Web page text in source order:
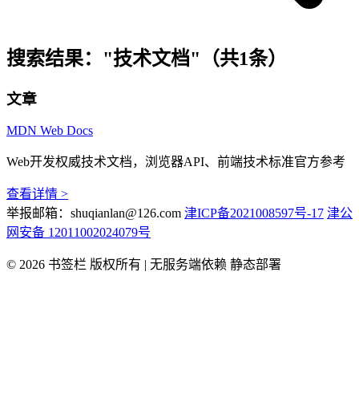
搜索结果： "技术文档"（共1条）
文章
MDN Web Docs
Web开发权威技术文档，浏览器API、前端技术标准官方参考
查看详情 >
举报邮箱：shuqianlan@126.com 津ICP备2021008597号-17 津公
网安备 12011002024079号
© 2026 书签栏 版权所有 | 无服务端依赖 静态部署